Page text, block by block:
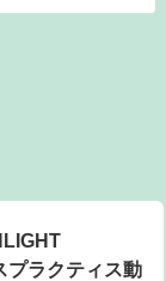
プラクティス動